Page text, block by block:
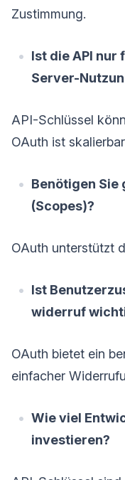
Zustimmung.
Ist die API
Server-
API-Schlüssel
OAuth ist
Benötigen
(Scopes)?
OAuth unterstützt
Ist
widerruf
OAuth bietet ein
einfacher
Wie viel
investieren?